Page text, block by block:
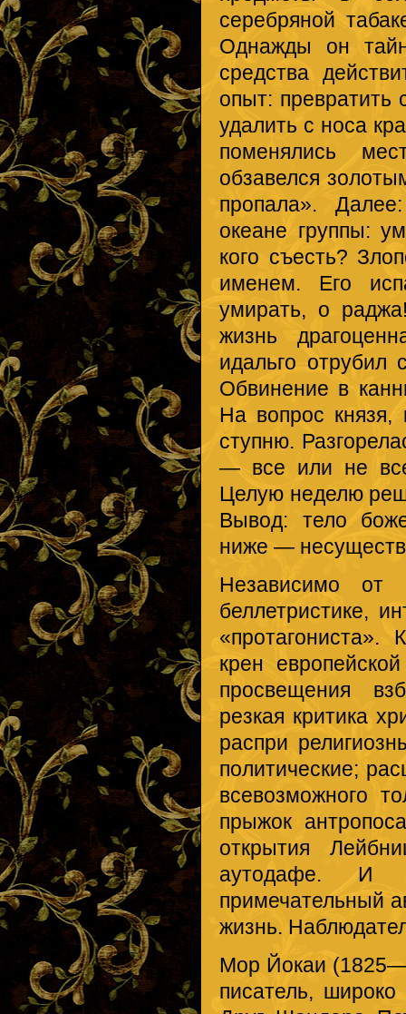
серебряной
Однажды он
средства
опыт: превратить
удалить с носа
поменялись
обзавелся
пропала».
океане группы:
кого съесть?
именем. Его
умирать, о
жизнь
идальго
Обвинение в
На вопрос князя,
ступню.
— все или не
Целую неделю
Вывод: тело
ниже —
Независимо от
беллетристике,
«протагониста».
крен
просвещения
резкая критика
распри
политические;
всевозможного
прыжок
открытия
аутодафе. И
примечательный
жизнь.
Мор Йокаи
писатель,